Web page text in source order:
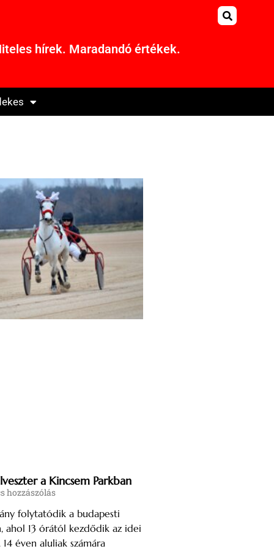
hírek. Maradandó értékek.
a Kincsem Parkban
hozzászólás
folytatódik a budapesti
ahol 13 órától kezdődik az idei
éven aluliak számára